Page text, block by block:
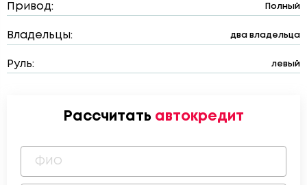
Привод: Полный
Владельцы: два владельца
Руль: левый
Рассчитать автокредит